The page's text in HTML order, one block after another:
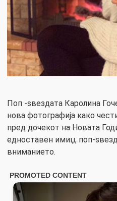
Поп -ѕвездата Каролина
нова фотографија како
пред дочекот на Новата
едноставен имиџ, поп-
вниманието.